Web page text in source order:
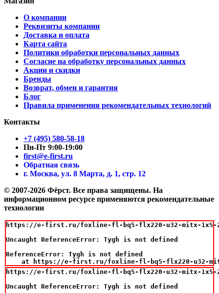
О компании
Реквизиты компании
Доставка и оплата
Карта сайта
Политики обработки персональных данных
Согласие на обработку персональных данных
Акции и скидки
Бренды
Возврат, обмен и гарантия
Блог
Правила применения рекомендательных технологий
Контакты
+7 (495) 580-58-18
Пн-Пт 9:00-19:00
first@e-first.ru
Обратная связь
г. Москва, ул. 8 Марта, д. 1, стр. 12
© 2007-2026 Фёрст. Все права защищены. На
информационном ресурсе применяются рекомендательные
технологии
https://e-first.ru/foxline-fl-bq5-flx220-u32-mitx-1x5-
Uncaught ReferenceError: Tygh is not defined
ReferenceError: Tygh is not defined
at https://e-first.ru/foxline-fl-bq5-flx220-u32-
https://e-first.ru/foxline-fl-bq5-flx220-u32-mitx-1x5-
Uncaught ReferenceError: Tygh is not defined